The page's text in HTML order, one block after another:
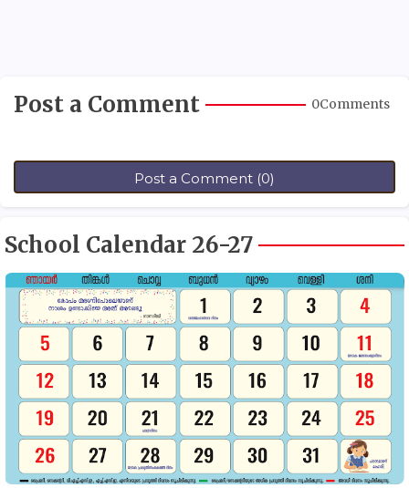
Post a Comment 0Comments
Post a Comment (0)
School Calendar 26-27